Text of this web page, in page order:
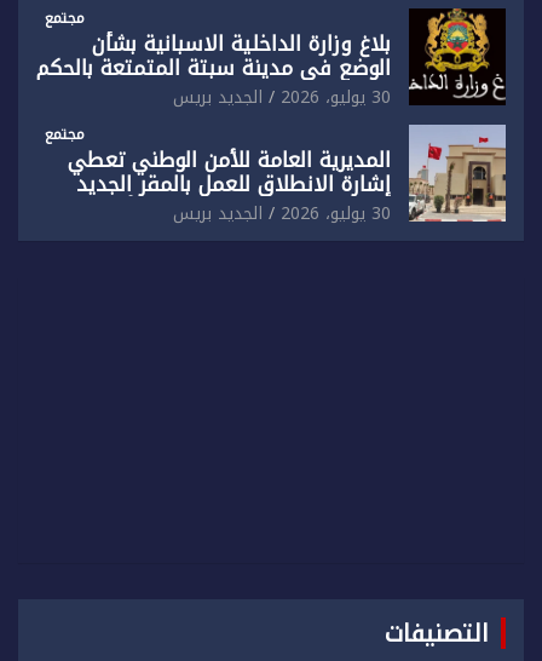
مجتمع
بلاغ وزارة الداخلية الاسبانية بشأن
الوضع في مدينة سبتة المتمتعة بالحكم
الذاتي
30 يوليو، 2026 الجديد بريس
مجتمع
المديرية العامة للأمن الوطني تعطي
إشارة الانطلاق للعمل بالمقر الجديد
للدائرة الثالثة للشرطة بولاية أمن العيون
30 يوليو، 2026 الجديد بريس
التصنيفات